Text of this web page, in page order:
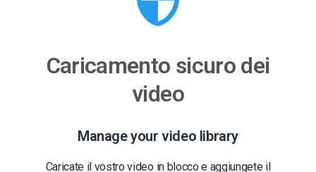
Caricamento sicuro dei
video
Manage your video library
Caricate il vostro video in blocco e aggiungete il